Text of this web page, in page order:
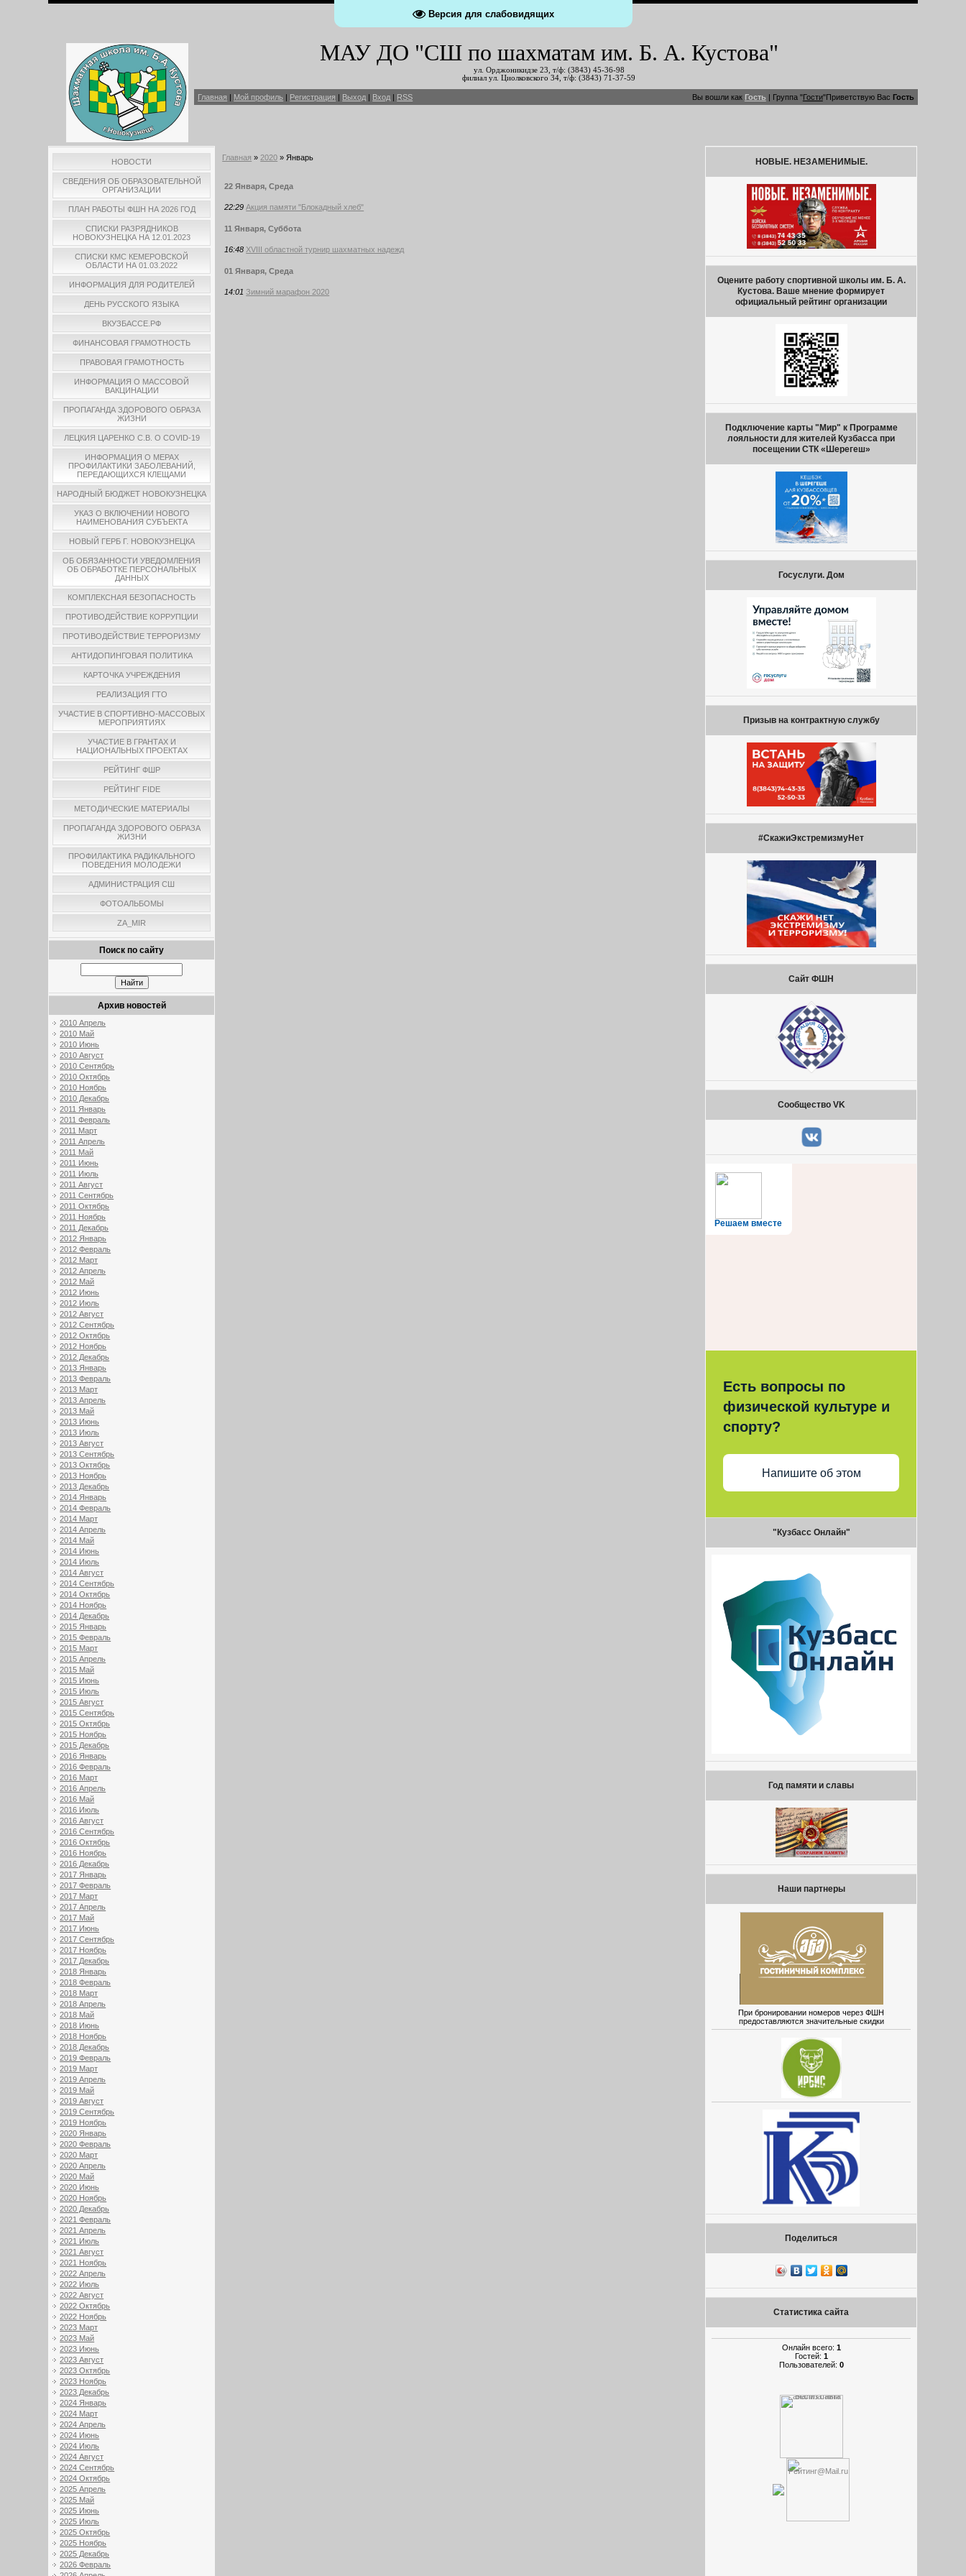
Версия для слабовидящих
МАУ ДО "СШ по шахматам им. Б. А. Кустова"
ул. Орджоникидзе 23, т/ф: (3843) 45-36-98
филиал ул. Циолковского 34, т/ф: (3843) 71-37-59
Главная | Мой профиль | Регистрация | Выход | Вход | RSS Вы вошли как Гость | Группа"Гости"Приветствую Вас Гость
НОВОСТИ
СВЕДЕНИЯ ОБ ОБРАЗОВАТЕЛЬНОЙ
ОРГАНИЗАЦИИ
ПЛАН РАБОТЫ ФШН НА 2026 ГОД
СПИСКИ РАЗРЯДНИКОВ
НОВОКУЗНЕЦКА НА 12.01.2023
СПИСКИ КМС КЕМЕРОВСКОЙ
ОБЛАСТИ НА 01.03.2022
ИНФОРМАЦИЯ ДЛЯ РОДИТЕЛЕЙ
ДЕНЬ РУССКОГО ЯЗЫКА
ВКУЗБАССЕ.РФ
ФИНАНСОВАЯ ГРАМОТНОСТЬ
ПРАВОВАЯ ГРАМОТНОСТЬ
ИНФОРМАЦИЯ О МАССОВОЙ
ВАКЦИНАЦИИ
ПРОПАГАНДА ЗДОРОВОГО ОБРАЗА
ЖИЗНИ
ЛЕЦКИЯ ЦАРЕНКО С.В. О COVID-19
ИНФОРМАЦИЯ О МЕРАХ
ПРОФИЛАКТИКИ ЗАБОЛЕВАНИЙ,
ПЕРЕДАЮЩИХСЯ КЛЕЩАМИ
НАРОДНЫЙ БЮДЖЕТ НОВОКУЗНЕЦКА
УКАЗ О ВКЛЮЧЕНИИ НОВОГО
НАИМЕНОВАНИЯ СУБЪЕКТА
НОВЫЙ ГЕРБ Г. НОВОКУЗНЕЦКА
ОБ ОБЯЗАННОСТИ УВЕДОМЛЕНИЯ
ОБ ОБРАБОТКЕ ПЕРСОНАЛЬНЫХ
ДАННЫХ
КОМПЛЕКСНАЯ БЕЗОПАСНОСТЬ
ПРОТИВОДЕЙСТВИЕ КОРРУПЦИИ
ПРОТИВОДЕЙСТВИЕ ТЕРРОРИЗМУ
АНТИДОПИНГОВАЯ ПОЛИТИКА
КАРТОЧКА УЧРЕЖДЕНИЯ
РЕАЛИЗАЦИЯ ГТО
УЧАСТИЕ В СПОРТИВНО-МАССОВЫХ
МЕРОПРИЯТИЯХ
УЧАСТИЕ В ГРАНТАХ И
НАЦИОНАЛЬНЫХ ПРОЕКТАХ
РЕЙТИНГ ФШР
РЕЙТИНГ FIDE
МЕТОДИЧЕСКИЕ МАТЕРИАЛЫ
ПРОПАГАНДА ЗДОРОВОГО ОБРАЗА
ЖИЗНИ
ПРОФИЛАКТИКА РАДИКАЛЬНОГО
ПОВЕДЕНИЯ МОЛОДЕЖИ
АДМИНИСТРАЦИЯ СШ
ФОТОАЛЬБОМЫ
ZA_MIR
Поиск по сайту
Архив новостей
2010 Апрель
2010 Май
2010 Июнь
2010 Август
2010 Сентябрь
2010 Октябрь
2010 Ноябрь
2010 Декабрь
2011 Январь
2011 Февраль
2011 Март
2011 Апрель
2011 Май
2011 Июнь
2011 Июль
2011 Август
2011 Сентябрь
2011 Октябрь
2011 Ноябрь
2011 Декабрь
2012 Январь
2012 Февраль
2012 Март
2012 Апрель
2012 Май
2012 Июнь
2012 Июль
2012 Август
2012 Сентябрь
2012 Октябрь
2012 Ноябрь
2012 Декабрь
2013 Январь
2013 Февраль
2013 Март
2013 Апрель
2013 Май
2013 Июнь
2013 Июль
2013 Август
2013 Сентябрь
2013 Октябрь
2013 Ноябрь
2013 Декабрь
2014 Январь
2014 Февраль
2014 Март
2014 Апрель
2014 Май
2014 Июнь
2014 Июль
2014 Август
2014 Сентябрь
2014 Октябрь
2014 Ноябрь
2014 Декабрь
2015 Январь
2015 Февраль
2015 Март
2015 Апрель
2015 Май
2015 Июнь
2015 Июль
2015 Август
2015 Сентябрь
2015 Октябрь
2015 Ноябрь
2015 Декабрь
2016 Январь
2016 Февраль
2016 Март
2016 Апрель
2016 Май
2016 Июль
2016 Август
2016 Сентябрь
2016 Октябрь
2016 Ноябрь
2016 Декабрь
2017 Январь
2017 Февраль
2017 Март
2017 Апрель
2017 Май
2017 Июнь
2017 Сентябрь
2017 Ноябрь
2017 Декабрь
2018 Январь
2018 Февраль
2018 Март
2018 Апрель
2018 Май
2018 Июнь
2018 Ноябрь
2018 Декабрь
2019 Февраль
2019 Март
2019 Апрель
2019 Май
2019 Август
2019 Сентябрь
2019 Ноябрь
2020 Январь
2020 Февраль
2020 Март
2020 Апрель
2020 Май
2020 Июнь
2020 Ноябрь
2020 Декабрь
2021 Февраль
2021 Апрель
2021 Июль
2021 Август
2021 Ноябрь
2022 Апрель
2022 Июль
2022 Август
2022 Октябрь
2022 Ноябрь
2023 Март
2023 Май
2023 Июнь
2023 Август
2023 Октябрь
2023 Ноябрь
2023 Декабрь
2024 Январь
2024 Март
2024 Апрель
2024 Июнь
2024 Июль
2024 Август
2024 Сентябрь
2024 Октябрь
2025 Апрель
2025 Май
2025 Июнь
2025 Июль
2025 Октябрь
2025 Ноябрь
2025 Декабрь
2026 Февраль
Главная » 2020 » Январь
22 Января, Среда
22:29 Акция памяти "Блокадный хлеб"
11 Января, Суббота
16:48 XVIII областной турнир шахматных надежд
01 Января, Среда
14:01 Зимний марафон 2020
НОВЫЕ. НЕЗАМЕНИМЫЕ.
Оцените работу спортивной школы им. Б. А.
Кустова. Ваше мнение формирует
официальный рейтинг организации
Подключение карты "Мир" к Программе
лояльности для жителей Кузбасса при
посещении СТК «Шерегеш»
Госуслуги. Дом
Призыв на контрактную службу
#СкажиЭкстремизмуНет
Сайт ФШН
Сообщество VK
Решаем вместе
Есть вопросы по
физической культуре и
спорту?
Напишите об этом
"Кузбасс Онлайн"
Год памяти и славы
Наши партнеры
При бронировании номеров через ФШН
предоставляются значительные скидки
Поделиться
Статистика сайта
Онлайн всего: 1
Гостей: 1
Пользователей: 0